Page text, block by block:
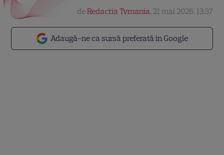
Adaugă-ne ca sursă preferată în Google
deRedactia Tvmania, 21 mai 2026, 13:37